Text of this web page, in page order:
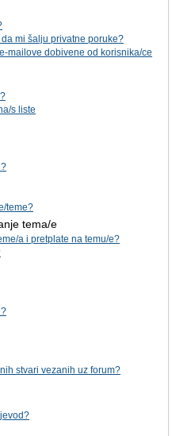
mi šalju privatne poruke?
mailove dobivene od korisnika/ce
s liste
teme?
tema/e
a i pretplate na temu/e?
stvari vezanih uz forum?